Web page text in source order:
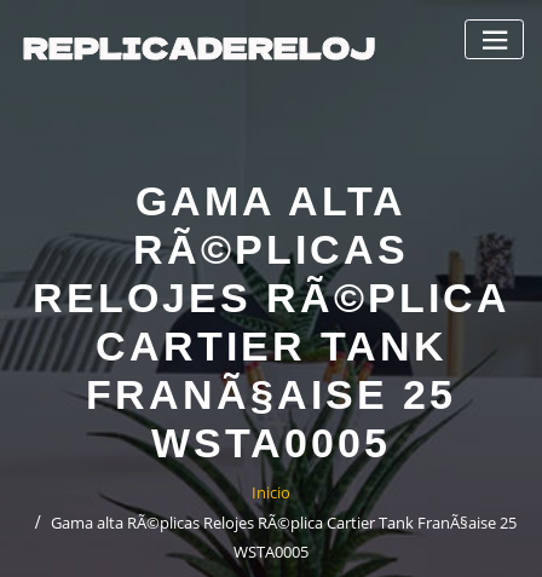
contenido
GAMA ALTA
RÃ©PLICAS
RELOJES RÃ©PLICA
CARTIER TANK
FRANÃ§AISE 25
WSTA0005
Inicio
Gama alta RÃ©plicas Relojes RÃ©plica Cartier Tank FranÃ§aise 25
WSTA0005